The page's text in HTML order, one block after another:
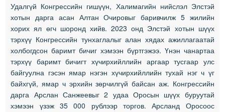
Удалгүй Конгрессийн гишүүн, Халимагийн нийслэл Элстэй
хотын дарга асан Алтан Очировыг баривчилж 5 жилийн
хорих ял өгч шоронд хийв. 2023 онд Элстэй хотын шүүх
тэрхүү Конгрессийн тунхаглалыг алан хядах ажиллагаатай
холбогдсон баримт бичиг хэмээн бүртгэжээ. Үнэн чанартаа
тэрхүү баримт бичигт хүчирхийллийн аргаар тусгаар улс
байгуулна гэсэн ямар нэгэн хүчирхийллийн тухай нэг ч үг
байхгүй, ямар ч эрхийн зөрчилгүй байсан аж. Конгрессийн
дарга Арслан Санжеевыг 2 удаа Оросын шүүх буруутай
хэмээн үзэж 35 000 рублээр торгов. Арсланд Оросоос